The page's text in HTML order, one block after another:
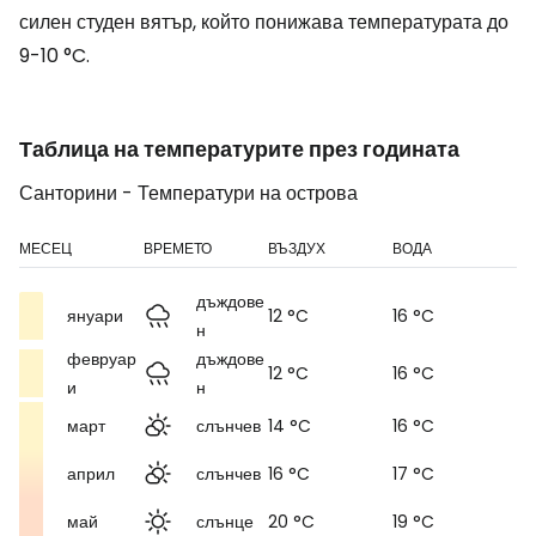
силен студен вятър, който понижава температурата до
9-10 °C.
Таблица на температурите през годината
Санторини - Температури на острова
МЕСЕЦ ВРЕМЕТО ВЪЗДУХ ВОДА
януари
дъждове
н
12 °C
16 °C
февруар
и
дъждове
н
12 °C 16 °C
март слънчев 14 °C
16 °C
април
слънчев 16 °C
17 °C
май
слънце 20 °C 19 °C